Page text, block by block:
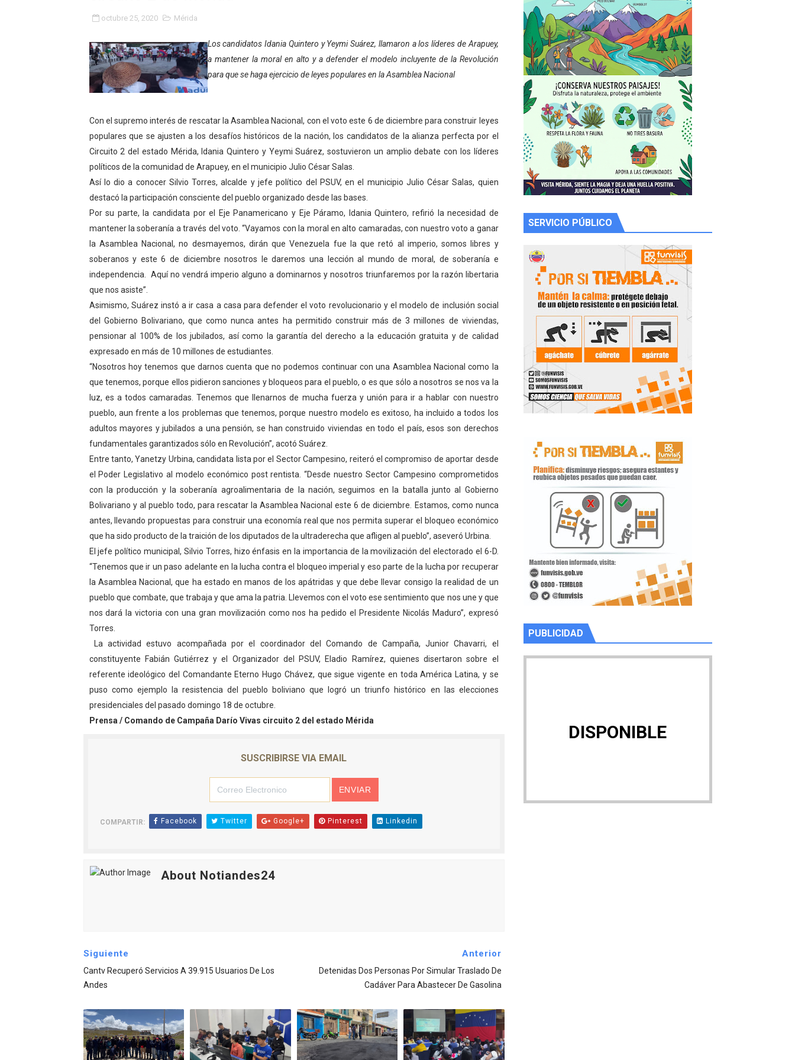
Niños merideños aprenden sobre gaita de tambora con Fundecem
Hospital universitario muestra sus avances en visita del Consejo Legislativo
Instituto Nacional de Nutrición celebra Semana Internacional de la Lactancia Materna
Gobernación de Mérida fortalece el desarrollo productivo en Rangel
Corposalud inició talleres para aspirantes al curso de Emergencia Prehospitalaria
Fortalecen formación académica de médicos en proceso de ruralidad
Fortaleciendo la economía comunal en El Vigía con microcréditos a emprendedores y productores
Campo Elías consolida plan de bacheo en el sector La Montañita
Fundecem inició con éxito el taller vacacional de origami
El Lactario del Iahula celebra la Semana Mundial de la Lactancia Materna
Plan Vacacional "Venezuela Ríe 2026" brinda recreación y cultura a niños del municipio Libertador
Iniciación al yoga reúne a diversos clubes deportivos de Zea en una enriquecedora jornada vacacional
Mincomunas impulsa el autogobierno en Mérida con plan de actualización y atención territorial
Expertos inspeccionan espacios del OAN para la instalación del detector Cherenkov de agua
Dictan MasterClass en el marco del Encuentro LAGO Venezuela, edición Mérida
octubre 25, 2020 Mérida
Los candidatos Idania Quintero y Yeymi Suárez, llamaron a los líderes de Arapuey,
a mantener la moral en alto y a defender el modelo incluyente de la Revolución
para que se haga ejercicio de leyes populares en la Asamblea Nacional
Con el supremo interés de rescatar la Asamblea Nacional, con el voto este 6 de diciembre para construir leyes
populares que se ajusten a los desafíos históricos de la nación, los candidatos de la alianza perfecta por el
Circuito 2 del estado Mérida, Idania Quintero y Yeymi Suárez, sostuvieron un amplio debate con los líderes
políticos de la comunidad de Arapuey, en el municipio Julio César Salas.
Así lo dio a conocer Silvio Torres, alcalde y jefe político del PSUV, en el municipio Julio César Salas, quien
destacó la participación consciente del pueblo organizado desde las bases.
Por su parte, la candidata por el Eje Panamericano y Eje Páramo, Idania Quintero, refirió la necesidad de
mantener la soberanía a través del voto. “Vayamos con la moral en alto camaradas, con nuestro voto a ganar
la Asamblea Nacional, no desmayemos, dirán que Venezuela fue la que retó al imperio, somos libres y
soberanos y este 6 de diciembre nosotros le daremos una lección al mundo de moral, de soberanía e
independencia. Aquí no vendrá imperio alguno a dominarnos y nosotros triunfaremos por la razón libertaria
que nos asiste”.
Asimismo, Suárez instó a ir casa a casa para defender el voto revolucionario y el modelo de inclusión social
del Gobierno Bolivariano, que como nunca antes ha permitido construir más de 3 millones de viviendas,
pensionar al 100% de los jubilados, así como la garantía del derecho a la educación gratuita y de calidad
expresado en más de 10 millones de estudiantes.
“Nosotros hoy tenemos que darnos cuenta que no podemos continuar con una Asamblea Nacional como la
que tenemos, porque ellos pidieron sanciones y bloqueos para el pueblo, o es que sólo a nosotros se nos va la
luz, es a todos camaradas. Tenemos que llenarnos de mucha fuerza y unión para ir a hablar con nuestro
pueblo, aun frente a los problemas que tenemos, porque nuestro modelo es exitoso, ha incluido a todos los
adultos mayores y jubilados a una pensión, se han construido viviendas en todo el país, esos son derechos
fundamentales garantizados sólo en Revolución”, acotó Suárez.
Entre tanto, Yanetzy Urbina, candidata lista por el Sector Campesino, reiteró el compromiso de aportar desde
el Poder Legislativo al modelo económico post rentista. “Desde nuestro Sector Campesino comprometidos
con la producción y la soberanía agroalimentaria de la nación, seguimos en la batalla junto al Gobierno
Bolivariano y al pueblo todo, para rescatar la Asamblea Nacional este 6 de diciembre. Estamos, como nunca
antes, llevando propuestas para construir una economía real que nos permita superar el bloqueo económico
que ha sido producto de la traición de los diputados de la ultraderecha que afligen al pueblo”, aseveró Urbina.
El jefe político municipal, Silvio Torres, hizo énfasis en la importancia de la movilización del electorado el 6-D.
“Tenemos que ir un paso adelante en la lucha contra el bloqueo imperial y eso parte de la lucha por recuperar
la Asamblea Nacional, que ha estado en manos de los apátridas y que debe llevar consigo la realidad de un
pueblo que combate, que trabaja y que ama la patria. Llevemos con el voto ese sentimiento que nos une y que
nos dará la victoria con una gran movilización como nos ha pedido el Presidente Nicolás Maduro”, expresó
Torres.
La actividad estuvo acompañada por el coordinador del Comando de Campaña, Junior Chavarri, el
constituyente Fabián Gutiérrez y el Organizador del PSUV, Eladio Ramírez, quienes disertaron sobre el
referente ideológico del Comandante Eterno Hugo Chávez, que sigue vigente en toda América Latina, y se
puso como ejemplo la resistencia del pueblo boliviano que logró un triunfo histórico en las elecciones
presidenciales del pasado domingo 18 de octubre.
Prensa / Comando de Campaña Darío Vivas circuito 2 del estado Mérida
SUSCRIBIRSE VIA EMAIL
COMPARTIR: Facebook Twitter Google+ Pinterest Linkedin
About Notiandes24
Siguiente
Cantv Recuperó Servicios A 39.915 Usuarios De Los
Andes
Anterior
Detenidas Dos Personas Por Simular Traslado De
Cadáver Para Abastecer De Gasolina
SERVICIO PÚBLICO
PUBLICIDAD
DISPONIBLE